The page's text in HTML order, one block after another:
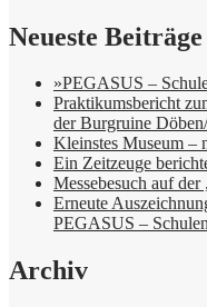
Neueste Beiträge
»PEGASUS –
Praktikumsbericht
der Burgruine
Kleinstes Museum –
Ein Zeitzeuge
Messebesuch auf
Erneute
PEGASUS –
Archiv